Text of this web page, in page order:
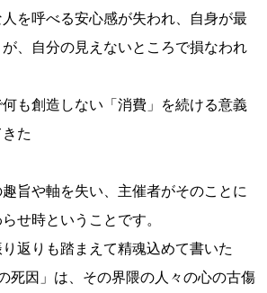
を呼べる安心感が失われ、自身が最
、自分の見えないところで損なわれ
も創造しない「消費」を続ける意義
た
旨や軸を失い、主催者がそのことに
せ時ということです。
返りも踏まえて精魂込めて書いた
死因」は、その界隈の人々の心の古傷